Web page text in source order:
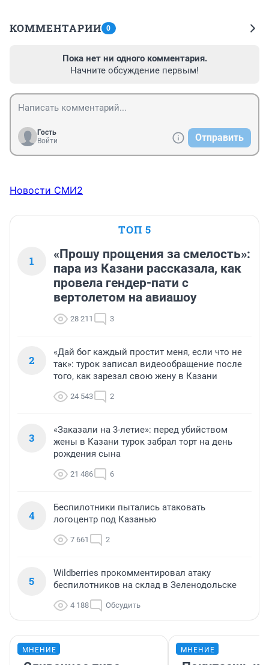
КОММЕНТАРИИ 0
Пока нет ни одного комментария.
Начните обсуждение первым!
Гость
Войти
Отправить
Новости СМИ2
ТОП 5
1
«Прошу прощения за смелость»:
пара из Казани рассказала, как
провела гендер-пати с
вертолетом на авиашоу
28 211 3
2
«Дай бог каждый простит меня, если что не
так»: турок записал видеообращение после
того, как зарезал свою жену в Казани
24 543 2
3
«Заказали на 3-летие»: перед убийством
жены в Казани турок забрал торт на день
рождения сына
21 486 6
4
Беспилотники пытались атаковать
логоцентр под Казанью
7 661 2
5
Wildberries прокомментировал атаку
беспилотников на склад в Зеленодольске
4 188 Обсудить
МНЕНИЕ МНЕНИЕ